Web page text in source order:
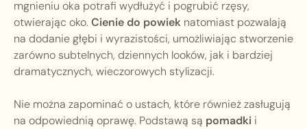
mgnieniu oka potrafi wydłużyć i pogrubić rzęsy,
otwierając oko.Cienie do powiek natomiast pozwalają
na dodanie głębi i wyrazistości, umożliwiając stworzenie
zarówno subtelnych, dziennych looków, jak i bardziej
dramatycznych, wieczorowych stylizacji.
Nie można zapominać o ustach, które również zasługują
na odpowiednią oprawę. Podstawą są pomadki i